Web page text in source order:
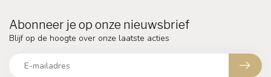
Abonneer je op onze nieuwsbrief
Blijf op de hoogte over onze laatste acties